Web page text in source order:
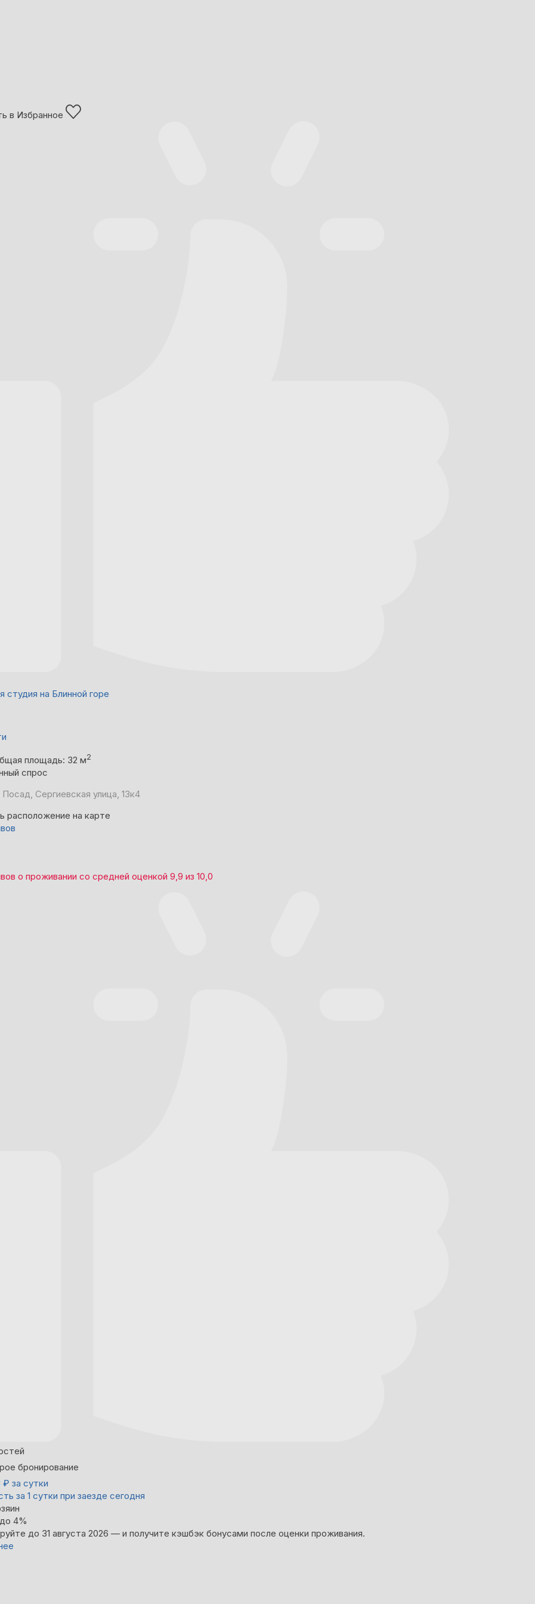
в Избранное
студия на Блинной горе
площадь: 32 м2
спрос
Сергиевская улица, 13к4
расположение на карте
о проживании со средней оценкой 9,9 из 10,0
бронирование
₽ за сутки
за 1 сутки при заезде сегодня
4%
до 31 августа 2026 — и получите кэшбэк бонусами после оценки проживания.